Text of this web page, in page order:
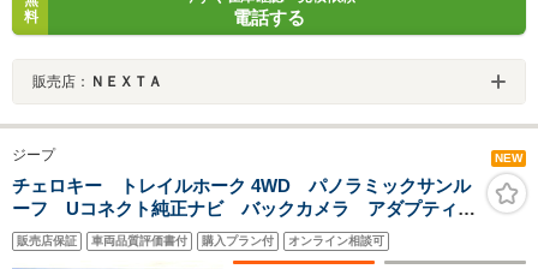
料
電話する
販売店： ＮＥＸＴＡ
ジープ NEW
チェロキー トレイルホーク 4WD パノラミックサンル
ーフ Uコネクト純正ナビ バックカメラ アダプティブ
クルーズコントロール ハーフレザーシート パワーシ
ート パワーバックドア HIDヘッドライト
販売店保証 車両品質評価書付 購入プラン付 オンライン相談可